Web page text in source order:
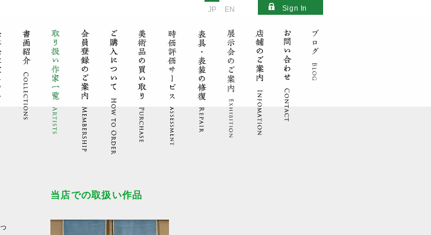
Sign In
JP EN
当店での取扱い作品